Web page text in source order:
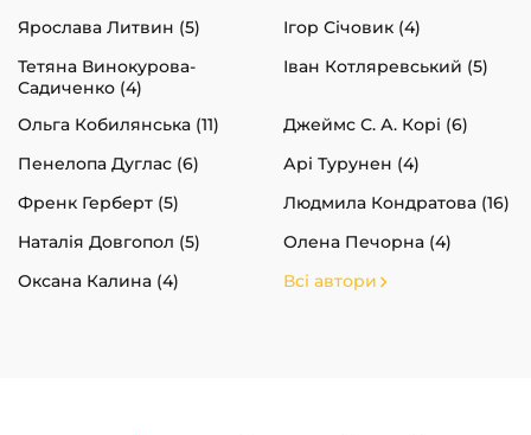
Ярослава Литвин (5)
Ігор Січовик (4)
Тетяна Винокурова-
Садиченко (4)
Іван Котляревський (5)
Ольга Кобилянська (11)
Джеймс С. А. Корі (6)
Пенелопа Дуглас (6)
Арі Турунен (4)
Френк Герберт (5)
Людмила Кондратова (16)
Наталія Довгопол (5)
Олена Печорна (4)
Оксана Калина (4)
Всі автори